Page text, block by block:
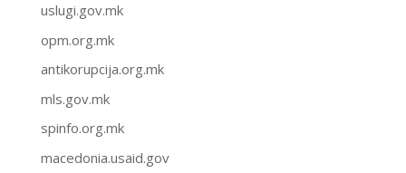
uslugi.gov.mk
opm.org.mk
antikorupcija.org.mk
mls.gov.mk
spinfo.org.mk
macedonia.usaid.gov